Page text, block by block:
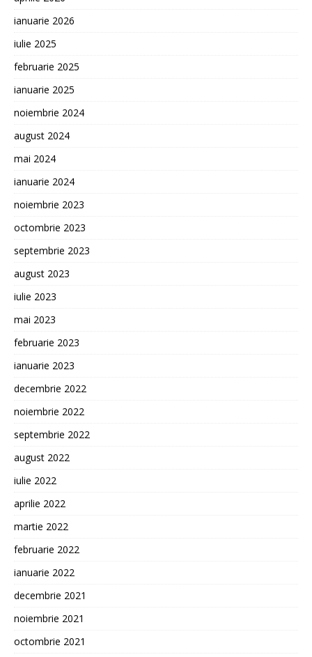
ianuarie 2026
iulie 2025
februarie 2025
ianuarie 2025
noiembrie 2024
august 2024
mai 2024
ianuarie 2024
noiembrie 2023
octombrie 2023
septembrie 2023
august 2023
iulie 2023
mai 2023
februarie 2023
ianuarie 2023
decembrie 2022
noiembrie 2022
septembrie 2022
august 2022
iulie 2022
aprilie 2022
martie 2022
februarie 2022
ianuarie 2022
decembrie 2021
noiembrie 2021
octombrie 2021